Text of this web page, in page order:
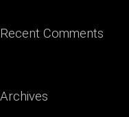
Recent Comments
Archives